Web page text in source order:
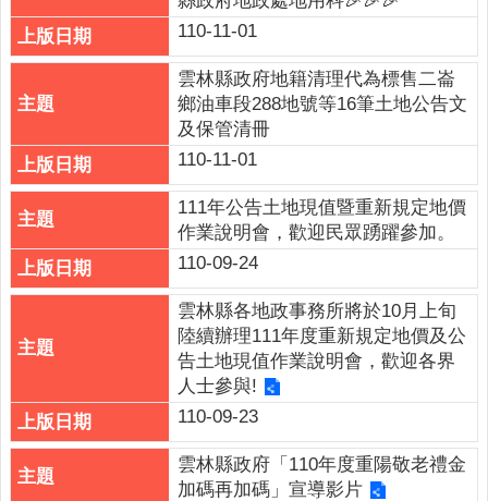
首
頁
隱
權
保
護
策
安
政
策
政
110-11-01
雲林縣政府地籍清理代為標售二崙
鄉油車段288地號等16筆土地公告文
及保管清冊
110-11-01
111年公告土地現值暨重新規定地價
作業說明會，歡迎民眾踴躍參加。
110-09-24
雲林縣各地政事務所將於10月上旬
陸續辦理111年度重新規定地價及公
告土地現值作業說明會，歡迎各界
人士參與!
110-09-23
雲林縣政府「110年度重陽敬老禮金
加碼再加碼」宣導影片